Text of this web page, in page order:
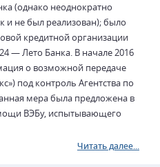
(однако неоднократно
и не был реализован); было
кредитной организации
— Лето Банка. В начале 2016
о возможной передаче
под контроль Агентства по
мера была предложена в
ВЭБу, испытывающего
Читать далее...